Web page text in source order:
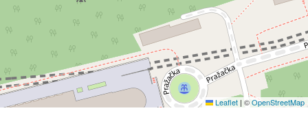
Leaflet | ©OpenStreetMap